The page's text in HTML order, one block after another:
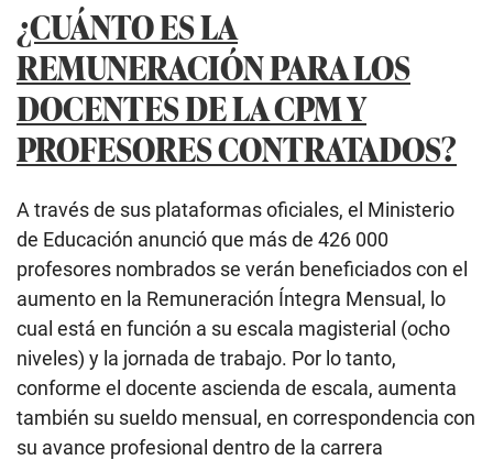
¿CUÁNTO ES LA
REMUNERACIÓN PARA LOS
DOCENTES DE LA CPM Y
PROFESORES CONTRATADOS?
A través de sus plataformas oficiales, el Ministerio
de Educación anunció que más de 426 000
profesores nombrados se verán beneficiados con el
aumento en la Remuneración Íntegra Mensual, lo
cual está en función a su escala magisterial (ocho
niveles) y la jornada de trabajo. Por lo tanto,
conforme el docente ascienda de escala, aumenta
también su sueldo mensual, en correspondencia con
su avance profesional dentro de la carrera